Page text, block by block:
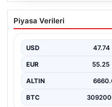
Merkez Bankası faiz
Ekonomistlerin
Piyasa Verileri
USD 47.74
EUR 55.25
ALTIN
BTC